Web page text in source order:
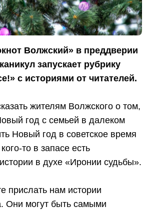
Волжский» в преддверии
запускает рубрику
с историями от читателей.
жителям Волжского о том,
год с семьей в далеком
Новый год в советское время
то в запасе есть
в духе «Иронии судьбы».
прислать нам истории
Они могут быть самыми